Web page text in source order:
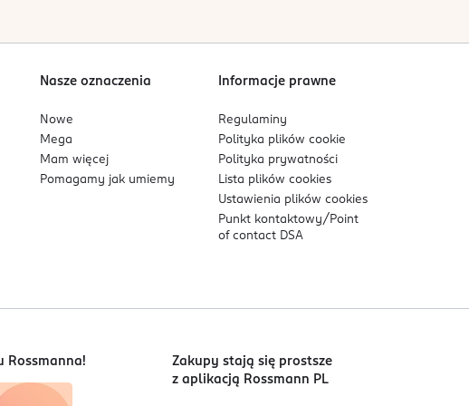
Sortowanie wgdata: od najnowszej
Nasze oznaczenia
Nowe
Mega
Mam więcej
Pomagamy jak umiemy
Informacje prawne
Regulaminy
Polityka plikówcookie
Polityka prywatności
Lista plikówcookies
Ustawienia plikówcookies
Punkt kontaktowy/ Point
of contact DSA
Rossmanna!
Zakupy stają się prostsze
z aplikacją Rossmann PL